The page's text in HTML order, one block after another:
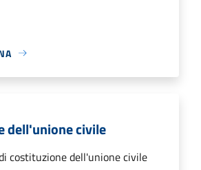
dell'unione civile
costituzione dell'unione civile